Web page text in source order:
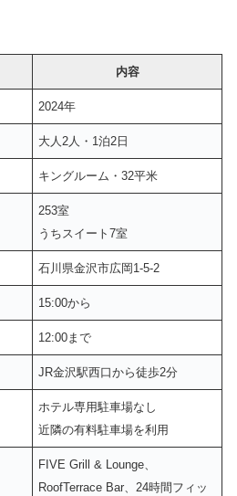
内容
2024年
大人2人・1泊2日
キングルーム・32平米
253室
うちスイート7室
石川県金沢市広岡1-5-2
15:00から
12:00まで
JR金沢駅西口から徒歩2分
ホテル専用駐車場なし
近隣の有料駐車場を利用
FIVE Grill & Lounge、
RoofTerrace Bar、24時間フィッ